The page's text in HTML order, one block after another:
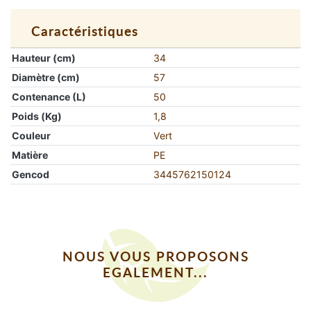
Caractéristiques
Hauteur (cm)
34
Diamètre (cm)
57
Contenance (L)
50
Poids (Kg)
1,8
Couleur
Vert
Matière
PE
Gencod
3445762150124
NOUS VOUS PROPOSONS
EGALEMENT...